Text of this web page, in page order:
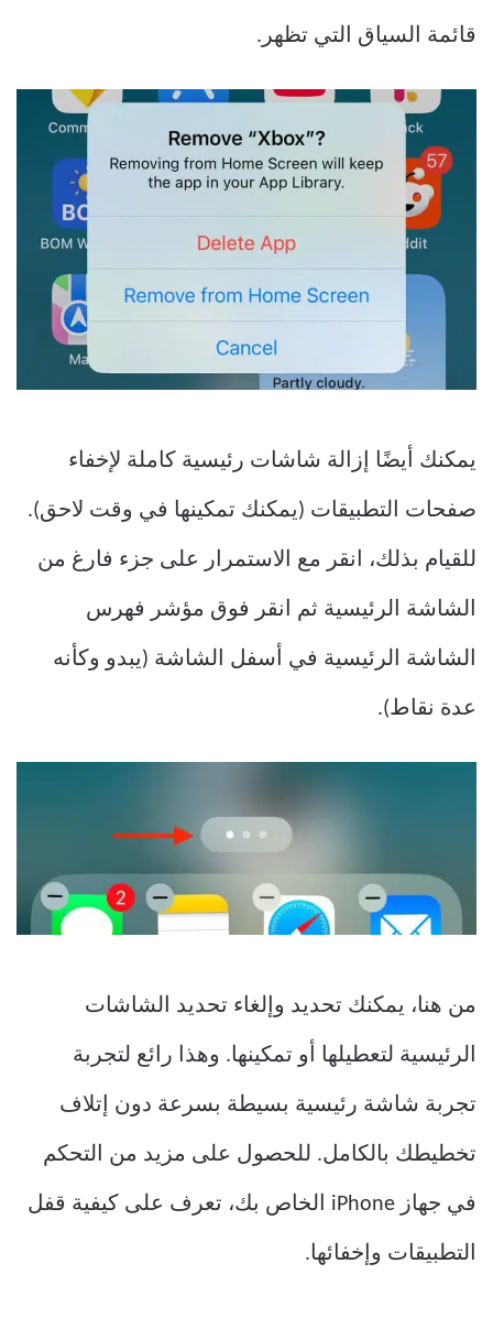
قائمة السياق التي تظهر.
يمكنك أيضًا إزالة شاشات رئيسية كاملة لإخفاء
صفحات التطبيقات (يمكنك تمكينها في وقت لاحق).
للقيام بذلك، انقر مع الاستمرار على جزء فارغ من
الشاشة الرئيسية ثم انقر فوق مؤشر فهرس
الشاشة الرئيسية في أسفل الشاشة (يبدو وكأنه
عدة نقاط).
من هنا، يمكنك تحديد وإلغاء تحديد الشاشات
الرئيسية لتعطيلها أو تمكينها. وهذا رائع لتجربة
تجربة شاشة رئيسية بسيطة بسرعة دون إتلاف
تخطيطك بالكامل. للحصول على مزيد من التحكم
في جهاز iPhone الخاص بك، تعرف على كيفية قفل
التطبيقات وإخفائها.